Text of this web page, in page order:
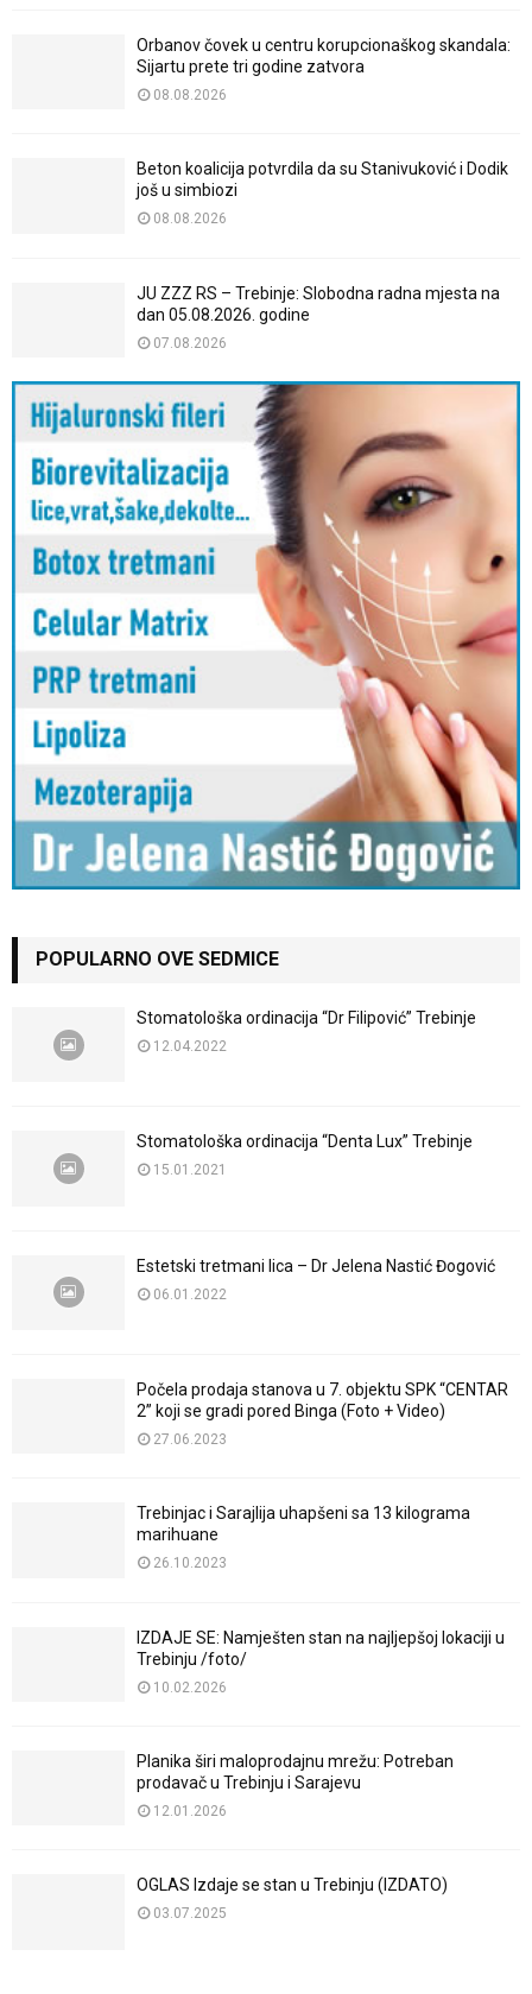
Orbanov čovek u centru korupcionaškog skandala:
Sijartu prete tri godine zatvora
08.08.2026
Beton koalicija potvrdila da su Stanivuković i Dodik
još u simbiozi
08.08.2026
JU ZZZ RS – Trebinje: Slobodna radna mjesta na
dan 05.08.2026. godine
07.08.2026
POPULARNO OVE SEDMICE
Stomatološka ordinacija “Dr Filipović” Trebinje
12.04.2022
Stomatološka ordinacija “Denta Lux” Trebinje
15.01.2021
Estetski tretmani lica – Dr Jelena Nastić Đogović
06.01.2022
Počela prodaja stanova u 7. objektu SPK “CENTAR
2” koji se gradi pored Binga (Foto + Video)
27.06.2023
Trebinjac i Sarajlija uhapšeni sa 13 kilograma
marihuane
26.10.2023
IZDAJE SE: Namješten stan na najljepšoj lokaciji u
Trebinju /foto/
10.02.2026
Planika širi maloprodajnu mrežu: Potreban
prodavač u Trebinju i Sarajevu
12.01.2026
OGLAS Izdaje se stan u Trebinju (IZDATO)
03.07.2025